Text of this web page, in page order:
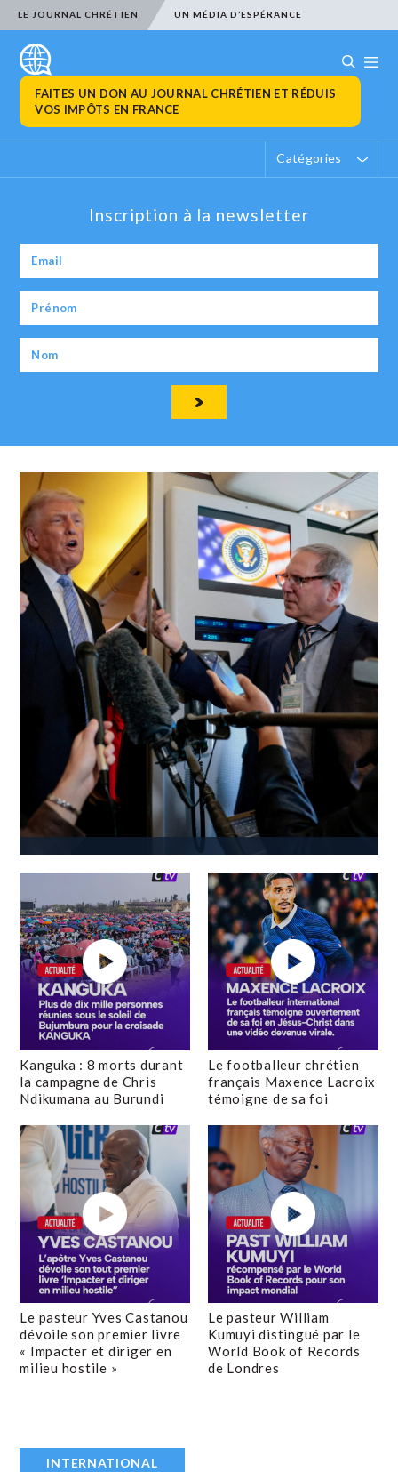
LE JOURNAL CHRÉTIEN UN MÉDIA D’ESPÉRANCE
FAITES UN DON AU JOURNAL CHRÉTIEN ET RÉDUIS
VOS IMPÔTS EN FRANCE
Catégories
Inscription à la newsletter
Kanguka : 8 morts durant
la campagne de Chris
Ndikumana au Burundi
Le footballeur chrétien
français Maxence Lacroix
témoigne de sa foi
Le pasteur Yves Castanou
dévoile son premier livre
« Impacter et diriger en
milieu hostile »
Le pasteur William
Kumuyi distingué par le
World Book of Records
de Londres
INTERNATIONAL